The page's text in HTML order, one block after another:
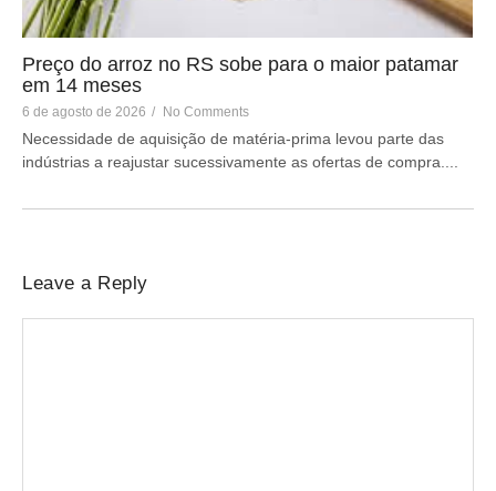
Preço do arroz no RS sobe para o maior patamar
em 14 meses
6 de agosto de 2026 / No Comments
Necessidade de aquisição de matéria-prima levou parte das
indústrias a reajustar sucessivamente as ofertas de compra....
Leave a Reply